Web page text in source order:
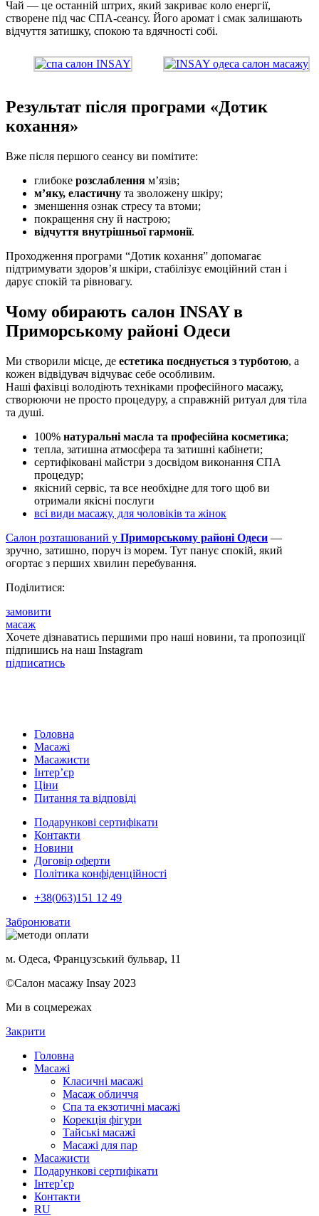
Чай — це останній штрих, який закриває коло енергії,
створене під час СПА-сеансу. Його аромат і смак залишають
відчуття затишку, спокою та вдячності собі.
Результат після програми «Дотик
кохання»
Вже після першого сеансу ви помітите:
глибоке розслаблення м’язів;
м’яку, еластичну та зволожену шкіру;
зменшення ознак стресу та втоми;
покращення сну й настрою;
відчуття внутрішньої гармонії.
Проходження програми “Дотик кохання” допомагає
підтримувати здоров’я шкіри, стабілізує емоційний стан і
дарує спокій та рівновагу.
Чому обирають салон INSAY в
Приморському районі Одеси
Ми створили місце, де естетика поєднується з турботою, а
кожен відвідувач відчуває себе особливим.
Наші фахівці володіють техніками професійного масажу,
створюючи не просто процедуру, а справжній ритуал для тіла
та душі.
100% натуральні масла та професійна косметика;
тепла, затишна атмосфера та затишні кабінети;
сертифіковані майстри з досвідом виконання СПА
процедур;
якісний сервіс, та все необхідне для того щоб ви
отримали якісні послуги
всі види масажу, для чоловіків та жінок
Салон розташований у Приморському районі Одеси —
зручно, затишно, поруч із морем. Тут панує спокій, який
огортає з перших хвилин перебування.
Поділитися:
замовити
масаж
Хочете дізнаватись першими про наші новини, та пропозиції
підпишись на наш Instagram
підписатись
Головна
Масажі
Масажисти
Інтер’єр
Ціни
Питання та відповіді
Подарункові сертифікати
Контакти
Новини
Договір оферти
Політика конфіденційності
+38(063)151 12 49
Забронювати
м. Одеса, Французський бульвар, 11
©Салон масажу Insay 2023
Ми в соцмережах
Закрити
Головна
Масажі
Класичні масажі
Масаж обличчя
Спа та екзотичні масажі
Корекція фігури
Тайські масажі
Масажі для пар
Масажисти
Подарункові сертифікати
Інтер’єр
Контакти
RU